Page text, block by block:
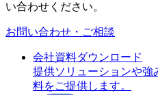
い合わせください。
お問い合わせ・ご相談
会社資料ダウンロード
提供ソリューションや強
料をご提供します。